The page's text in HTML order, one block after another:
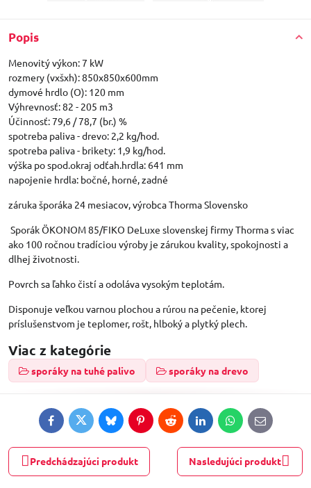
Popis
Menovitý výkon: 7 kW
rozmery (vxšxh): 850x850x600mm
dymové hrdlo (O): 120 mm
Výhrevnosť: 82 - 205 m3
Účinnosť: 79,6 / 78,7 (br.) %
spotreba paliva - drevo: 2,2 kg/hod.
spotreba paliva - brikety: 1,9 kg/hod.
výška po spod.okraj odťah.hrdla: 641 mm
napojenie hrdla: bočné, horné, zadné
záruka šporáka 24 mesiacov, výrobca Thorma Slovensko
Sporák ÖKONOM 85/FIKO DeLuxe slovenskej firmy Thorma s viac
ako 100 ročnou tradíciou výroby je zárukou kvality, spokojnosti a
dlhej životnosti.
Povrch sa ľahko čistí a odoláva vysokým teplotám.
Disponuje veľkou varnou plochou a rúrou na pečenie, ktorej
príslušenstvom je teplomer, rošt, hlboký a plytký plech.
Viac z kategórie
sporáky na tuhé palivo sporáky na drevo
FacebookTwitterBlueskyPinterestRedditLinkedInWhatsApp
E-
mail
Predchádzajúci produkt Nasledujúci produkt